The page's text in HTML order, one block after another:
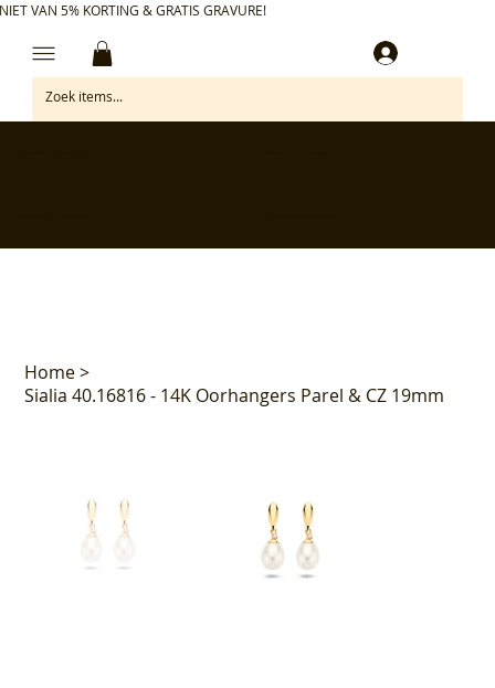
VAN 5% KORTING & GRATIS GRAVURE!
Home>
Sialia 40.16816 - 14K Oorhangers Parel & CZ 19mm